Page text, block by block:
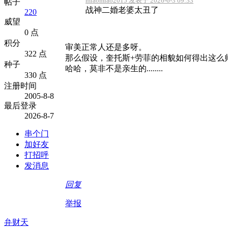
220
威望
0 点
积分
322 点
种子
330 点
注册时间
2005-8-8
最后登录
2026-8-7
串个门
加好友
打招呼
发消息
战神二婚老婆太丑了
审美正常人还是多呀。
那么假设，奎托斯+劳菲的相貌如何得出这么
哈哈，莫非不是亲生的........
回复
举报
弁财天